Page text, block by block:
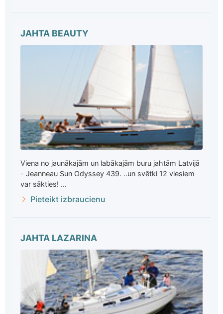
JAHTA BEAUTY
Viena no jaunākajām un labākajām buru jahtām Latvijā
- Jeanneau Sun Odyssey 439. ..un svētki 12 viesiem
var sākties! ...
Pieteikt izbraucienu
JAHTA LAZARINA